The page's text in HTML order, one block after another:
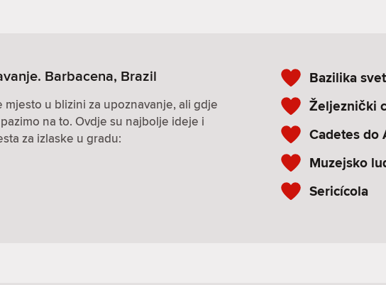
Barbacena, Brazil
mjesto u blizini za upoznavanje, ali gdje
na to. Ovdje su najbolje ideje i
za izlaske u gradu:
Bazilika
Željeznički
Cadetes do
Muzejsko
Sericícola